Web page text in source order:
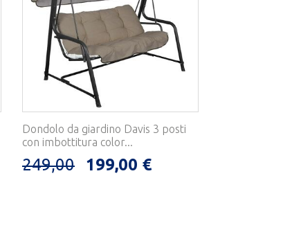
Dondolo da giardino Davis 3 posti
con imbottitura color...
249,00 199,00 €